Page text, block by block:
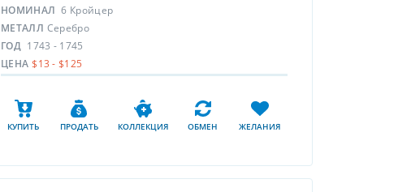
НОМИНАЛ 6 Кройцер
МЕТАЛЛ Серебро
ГОД 1743 - 1745
ЦЕНА $13 - $125
КУПИТЬ ПРОДАТЬ КОЛЛЕКЦИЯ ОБМЕН ЖЕЛАНИЯ